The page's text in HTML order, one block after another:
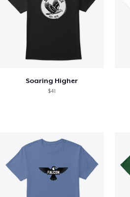
Soaring Higher
$41